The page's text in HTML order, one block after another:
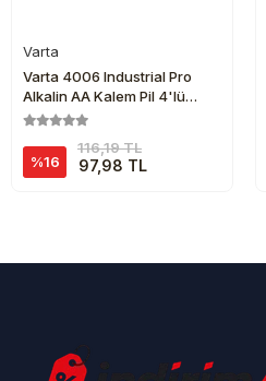
Varta
Varta 4006 Industrial Pro
Alkalin AA Kalem Pil 4'lü
Paket
%16
116,19 TL
97,98 TL